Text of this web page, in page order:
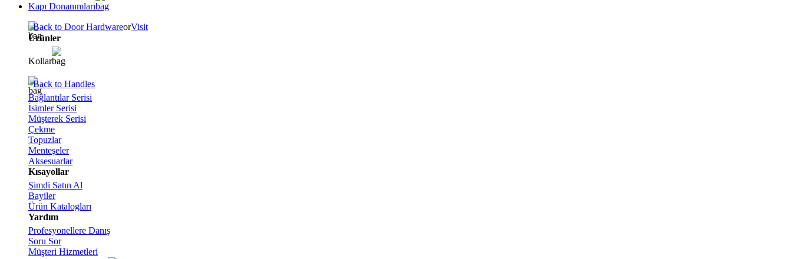
Kapı Donanımları
Back to Door HardwareorVisit
Ürünler
Kollar
Back to Handles
Bağlantılar Serisi
İsimler Serisi
Müşterek Serisi
Çekme
Topuzlar
Menteşeler
Aksesuarlar
Kısayollar
Şimdi Satın Al
Bayiler
Ürün Katalogları
Yardım
Profesyonellere Danış
Soru Sor
Müşteri Hizmetleri